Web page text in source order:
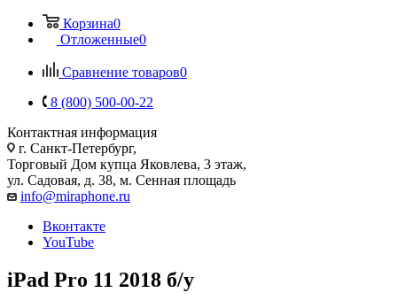
Корзина0
Отложенные0
Сравнение товаров0
8 (800) 500-00-22
Контактная информация
г. Санкт-Петербург,
Торговый Дом купца Яковлева, 3 этаж,
ул. Садовая, д. 38, м. Сенная площадь
info@miraphone.ru
Вконтакте
YouTube
iPad Pro 11 2018 б/у